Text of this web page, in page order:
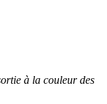
à la couleur des